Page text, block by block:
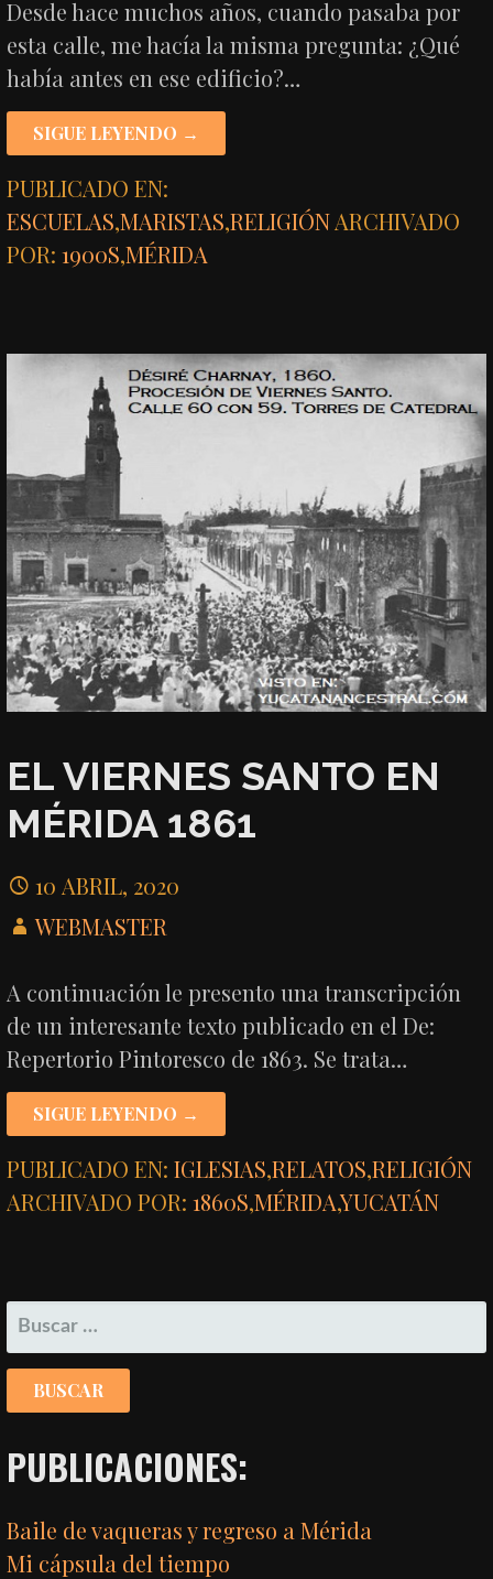
Desde hace muchos años, cuando pasaba por
esta calle, me hacía la misma pregunta: ¿Qué
había antes en ese edificio?…
SIGUE LEYENDO →
PUBLICADO EN:
ESCUELAS,MARISTAS,RELIGIÓNARCHIVADO
POR:1900S,MÉRIDA
EL VIERNES SANTO EN
MÉRIDA 1861
10 ABRIL, 2020
WEBMASTER
A continuación le presento una transcripción
de un interesante texto publicado en el De:
Repertorio Pintoresco de 1863. Se trata…
SIGUE LEYENDO →
PUBLICADO EN:IGLESIAS,RELATOS,RELIGIÓN
ARCHIVADO POR:1860S,MÉRIDA,YUCATÁN
BUSCAR:
PUBLICACIONES:
Baile de vaqueras y regreso a Mérida
Mi cápsula del tiempo